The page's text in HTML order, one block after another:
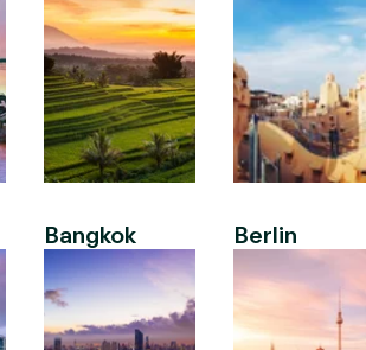
Bangkok Berlin